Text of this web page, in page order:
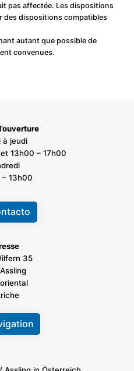
pas affectée. Les dispositions
des dispositions compatibles
autant que possible de
convenues.
à jeudi
13h00 – 17h00
13h00
35